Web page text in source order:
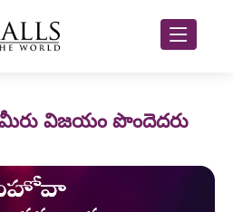
విజయం పొందెదరు